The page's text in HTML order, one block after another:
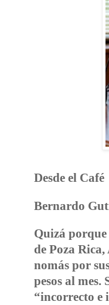
Desde el Café
Bernardo
Quizá
de Poza
nomás por
pesos al
“incorrecto e